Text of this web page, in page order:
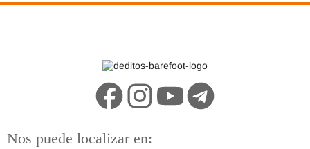
Nos puede localizar en: